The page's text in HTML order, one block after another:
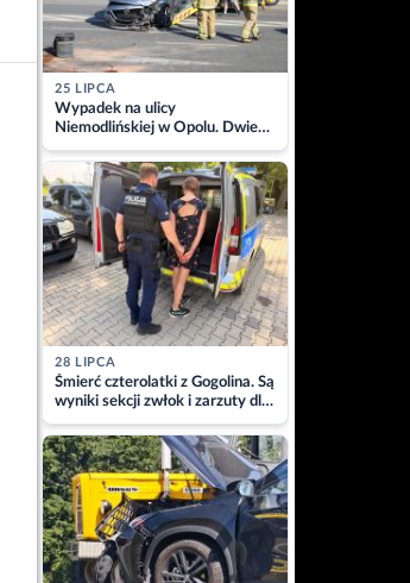
25 LIPCA
Wypadek na ulicy
Niemodlińskiej w Opolu. Dwie
osoby w szpitalu
28 LIPCA
Śmierć czterolatki z Gogolina. Są
wyniki sekcji zwłok i zarzuty dla
matki